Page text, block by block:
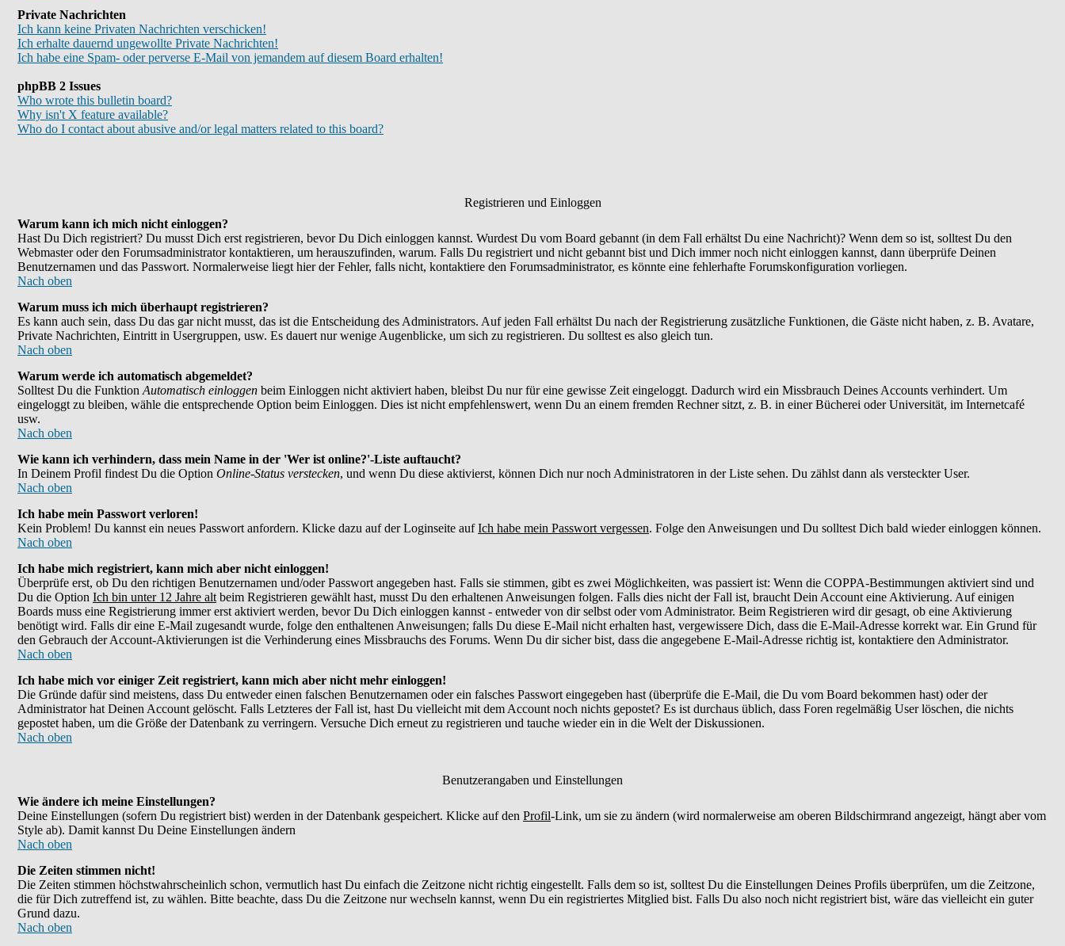
Private Nachrichten
Ich kann keine Privaten Nachrichten verschicken!
Ich erhalte dauernd ungewollte Private Nachrichten!
Ich habe eine Spam- oder perverse E-Mail von jemandem auf diesem Board erhalten!
phpBB 2 Issues
Who wrote this bulletin board?
Why isn't X feature available?
Who do I contact about abusive and/or legal matters related to this board?
Registrieren und Einloggen
Warum kann ich mich nicht einloggen?
Hast Du Dich registriert? Du musst Dich erst registrieren, bevor Du Dich einloggen kannst. Wurdest Du vom Board gebannt (in dem Fall erhältst Du eine Nachricht)? Wenn dem so ist, solltest Du den
Webmaster oder den Forumsadministrator kontaktieren, um herauszufinden, warum. Falls Du registriert und nicht gebannt bist und Dich immer noch nicht einloggen kannst, dann überprüfe Deinen
Benutzernamen und das Passwort. Normalerweise liegt hier der Fehler, falls nicht, kontaktiere den Forumsadministrator, es könnte eine fehlerhafte Forumskonfiguration vorliegen.
Nach oben
Warum muss ich mich überhaupt registrieren?
Es kann auch sein, dass Du das gar nicht musst, das ist die Entscheidung des Administrators. Auf jeden Fall erhältst Du nach der Registrierung zusätzliche Funktionen, die Gäste nicht haben, z. B. Avatare,
Private Nachrichten, Eintritt in Usergruppen, usw. Es dauert nur wenige Augenblicke, um sich zu registrieren. Du solltest es also gleich tun.
Nach oben
Warum werde ich automatisch abgemeldet?
Solltest Du die Funktion Automatisch einloggen beim Einloggen nicht aktiviert haben, bleibst Du nur für eine gewisse Zeit eingeloggt. Dadurch wird ein Missbrauch Deines Accounts verhindert. Um
eingeloggt zu bleiben, wähle die entsprechende Option beim Einloggen. Dies ist nicht empfehlenswert, wenn Du an einem fremden Rechner sitzt, z. B. in einer Bücherei oder Universität, im Internetcafé
usw.
Nach oben
Wie kann ich verhindern, dass mein Name in der 'Wer ist online?'-Liste auftaucht?
In Deinem Profil findest Du die Option Online-Status verstecken, und wenn Du diese aktivierst, können Dich nur noch Administratoren in der Liste sehen. Du zählst dann als versteckter User.
Nach oben
Ich habe mein Passwort verloren!
Kein Problem! Du kannst ein neues Passwort anfordern. Klicke dazu auf der Loginseite aufIch habe mein Passwort vergessen. Folge den Anweisungen und Du solltest Dich bald wieder einloggen können.
Nach oben
Ich habe mich registriert, kann mich aber nicht einloggen!
Überprüfe erst, ob Du den richtigen Benutzernamen und/oder Passwort angegeben hast. Falls sie stimmen, gibt es zwei Möglichkeiten, was passiert ist: Wenn die COPPA-Bestimmungen aktiviert sind und
Du die Option Ich bin unter 12 Jahre alt beim Registrieren gewählt hast, musst Du den erhaltenen Anweisungen folgen. Falls dies nicht der Fall ist, braucht Dein Account eine Aktivierung. Auf einigen
Boards muss eine Registrierung immer erst aktiviert werden, bevor Du Dich einloggen kannst - entweder von dir selbst oder vom Administrator. Beim Registrieren wird dir gesagt, ob eine Aktivierung
benötigt wird. Falls dir eine E-Mail zugesandt wurde, folge den enthaltenen Anweisungen; falls Du diese E-Mail nicht erhalten hast, vergewissere Dich, dass die E-Mail-Adresse korrekt war. Ein Grund für
den Gebrauch der Account-Aktivierungen ist die Verhinderung eines Missbrauchs des Forums. Wenn Du dir sicher bist, dass die angegebene E-Mail-Adresse richtig ist, kontaktiere den Administrator.
Nach oben
Ich habe mich vor einiger Zeit registriert, kann mich aber nicht mehr einloggen!
Die Gründe dafür sind meistens, dass Du entweder einen falschen Benutzernamen oder ein falsches Passwort eingegeben hast (überprüfe die E-Mail, die Du vom Board bekommen hast) oder der
Administrator hat Deinen Account gelöscht. Falls Letzteres der Fall ist, hast Du vielleicht mit dem Account noch nichts gepostet? Es ist durchaus üblich, dass Foren regelmäßig User löschen, die nichts
gepostet haben, um die Größe der Datenbank zu verringern. Versuche Dich erneut zu registrieren und tauche wieder ein in die Welt der Diskussionen.
Nach oben
Benutzerangaben und Einstellungen
Wie ändere ich meine Einstellungen?
Deine Einstellungen (sofern Du registriert bist) werden in der Datenbank gespeichert. Klicke auf den Profil-Link, um sie zu ändern (wird normalerweise am oberen Bildschirmrand angezeigt, hängt aber vom
Style ab). Damit kannst Du Deine Einstellungen ändern
Nach oben
Die Zeiten stimmen nicht!
Die Zeiten stimmen höchstwahrscheinlich schon, vermutlich hast Du einfach die Zeitzone nicht richtig eingestellt. Falls dem so ist, solltest Du die Einstellungen Deines Profils überprüfen, um die Zeitzone,
die für Dich zutreffend ist, zu wählen. Bitte beachte, dass Du die Zeitzone nur wechseln kannst, wenn Du ein registriertes Mitglied bist. Falls Du also noch nicht registriert bist, wäre das vielleicht ein guter
Grund dazu.
Nach oben